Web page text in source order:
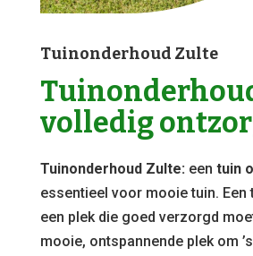
Tuinonderhoud Zulte
volledig
Tuinonderhoud Zulte: een tuin
essentieel voor mooie tuin. Een
een plek die goed verzorgd
mooie, ontspannende plek om